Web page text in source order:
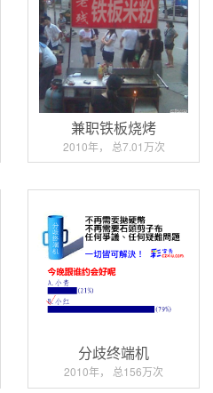
兼职铁板烧烤
2010年， 总7.01万次
分歧终端机
2010年， 总156万次